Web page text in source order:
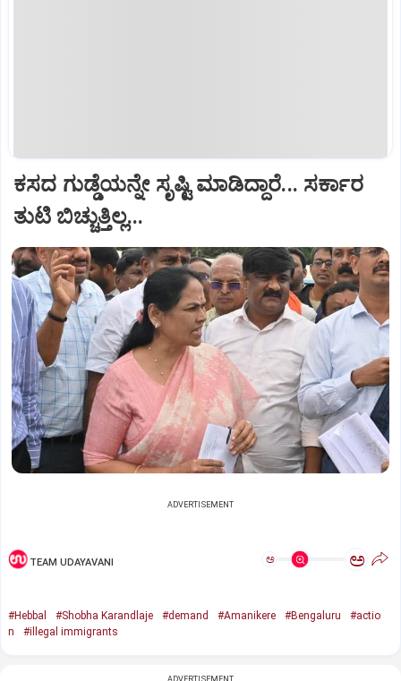
ಕಸದ ಗುಡ್ಡೆಯನ್ನೇ ಸೃಷ್ಟಿ ಮಾಡಿದ್ದಾರೆ... ಸರ್ಕಾರ
ತುಟಿ ಬಿಚ್ಚುತ್ತಿಲ್ಲ...
ADVERTISEMENT
TEAM UDAYAVANI ಅ ಅ
#Hebbal #Shobha Karandlaje #demand #Amanikere #Bengaluru
#actio
n
#illegal immigrants